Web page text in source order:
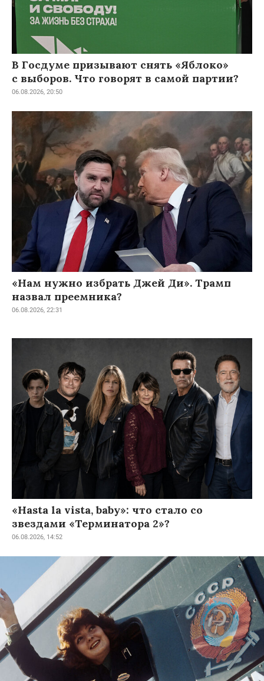
В Госдуме призывают снять «Яблоко»
с выборов. Что говорят в самой партии?
06.08.2026, 20:50
«Нам нужно избрать Джей Ди». Трамп
назвал преемника?
06.08.2026, 22:31
«Hasta la vista, baby»: что стало со
звездами «Терминатора 2»?
06.08.2026, 14:52